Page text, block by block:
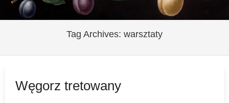
Tag Archives: warsztaty
Węgorz tretowany